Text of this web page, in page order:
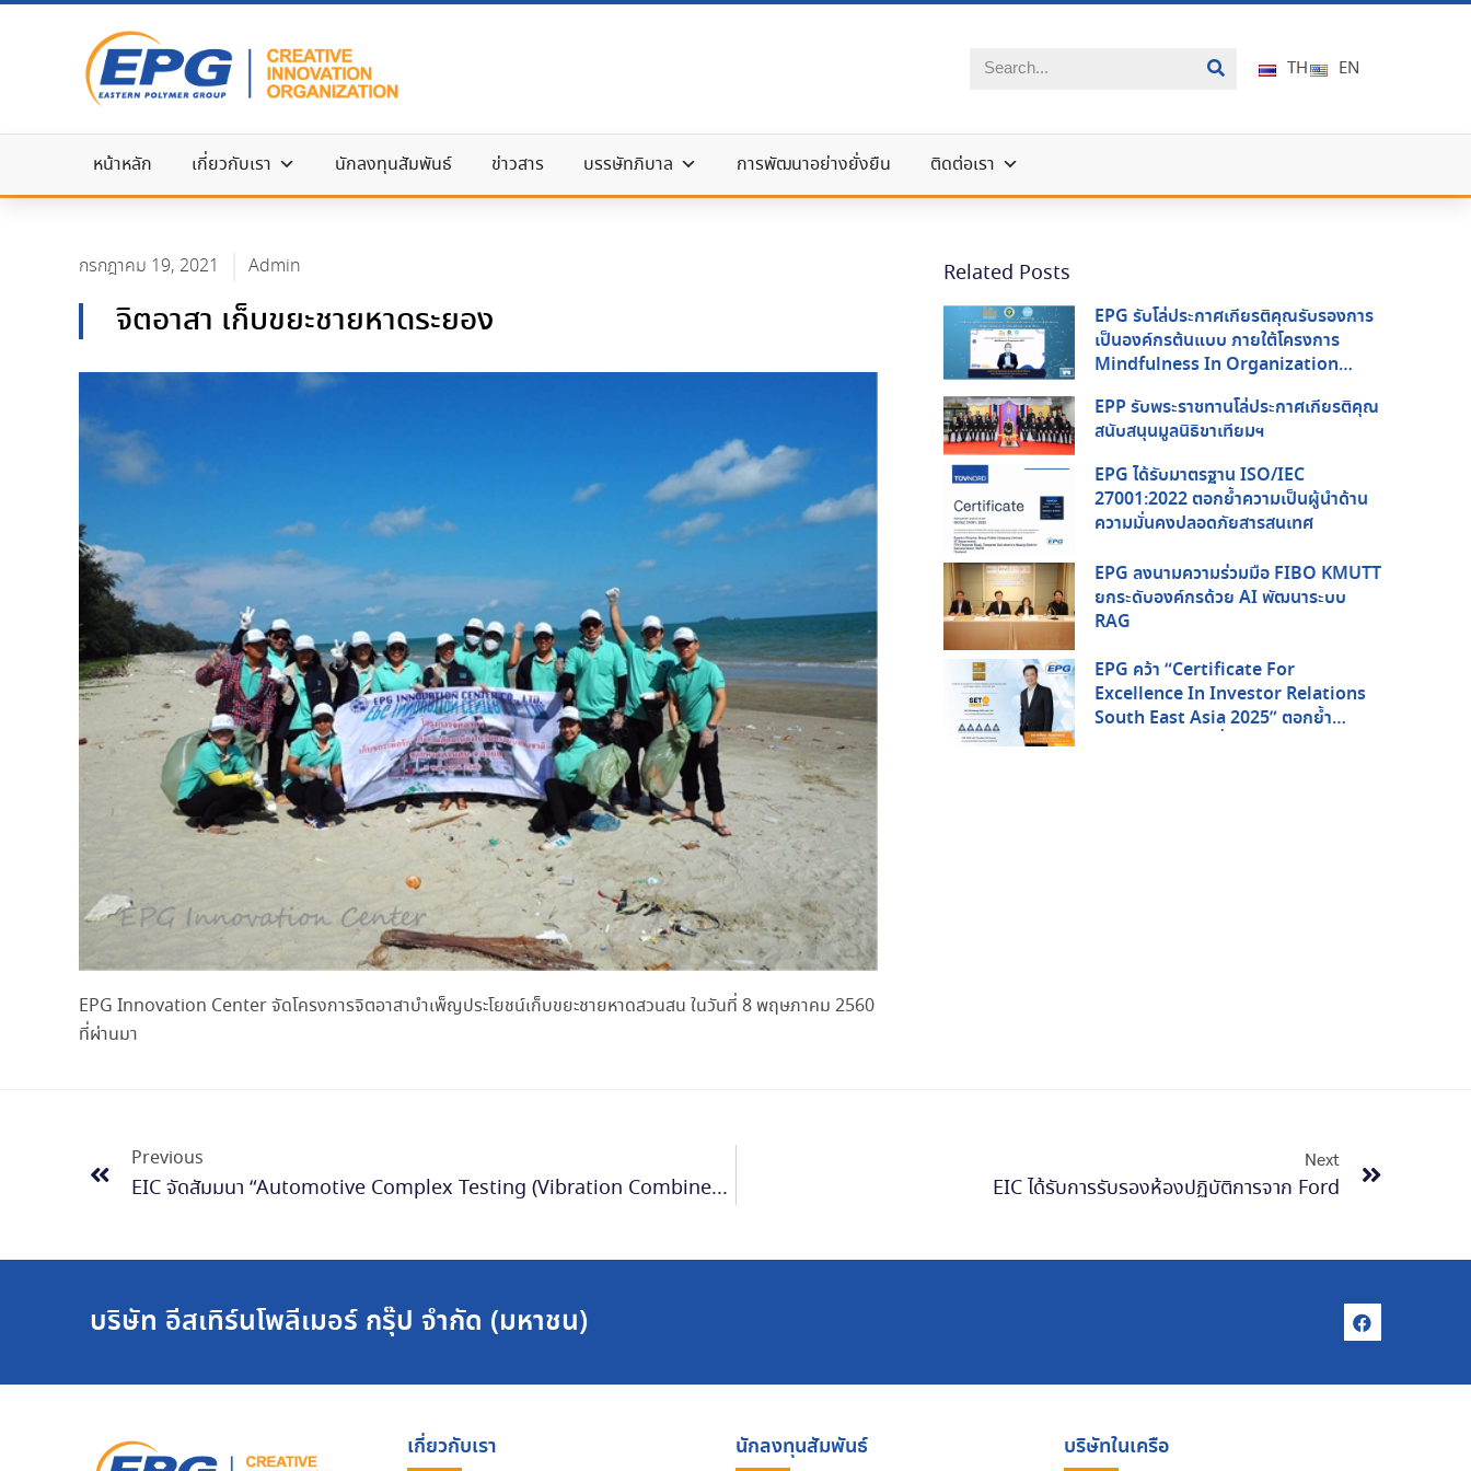
TH EN
หน้าหลัก เกี่ยวกับเรา นักลงทุนสัมพันธ์ ข่าวสาร บรรษัทภิบาล การพัฒนาอย่างยั่งยืน ติดต่อเรา
กรกฎาคม 19, 2021 Admin
จิตอาสา เก็บขยะชายหาดระยอง
EPG Innovation Center จัดโครงการจิตอาสาบำเพ็ญประโยชน์เก็บขยะชายหาดสวนสน ในวันที่ 8 พฤษภาคม 2560
ที่ผ่านมา
Related Posts
EPG รับโล่ประกาศเกียรติคุณรับรองการ
เป็นองค์กรต้นแบบ ภายใต้โครงการ
Mindfulness In Organization
สาธารณสุข และ สสส.
EPP รับพระราชทานโล่ประกาศเกียรติคุณ
สนับสนุนมูลนิธิขาเทียมฯ
EPG ได้รับมาตรฐาน ISO/IEC
27001:2022 ตอกย้ำความเป็นผู้นำด้าน
ความมั่นคงปลอดภัยสารสนเทศ
EPG ลงนามความร่วมมือ FIBO KMUTT
ยกระดับองค์กรด้วย AI พัฒนาระบบ
RAG
EPG คว้า “Certificate For
Excellence In Investor Relations
South East Asia 2025” ตอกย้ำ
Previous
EIC จัดสัมมนา “Automotive Complex Testing (Vibration Combined IR Walk-In Chamber)”
Next
EIC ได้รับการรับรองห้องปฏิบัติการจาก Ford
บริษัท อีสเทิร์นโพลีเมอร์ กรุ๊ป จำกัด (มหาชน)
เกี่ยวกับเรา นักลงทุนสัมพันธ์ บริษัทในเครือ